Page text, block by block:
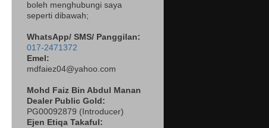
boleh menghubungi saya
seperti dibawah;
WhatsApp/ SMS/ Panggilan:
017-2471372
Emel:
mdfaiez04@yahoo.com
Mohd Faiz Bin Abdul Manan
Dealer Public Gold:
PG00092879 ( Introducer)
Ejen Etiqa Takaful: